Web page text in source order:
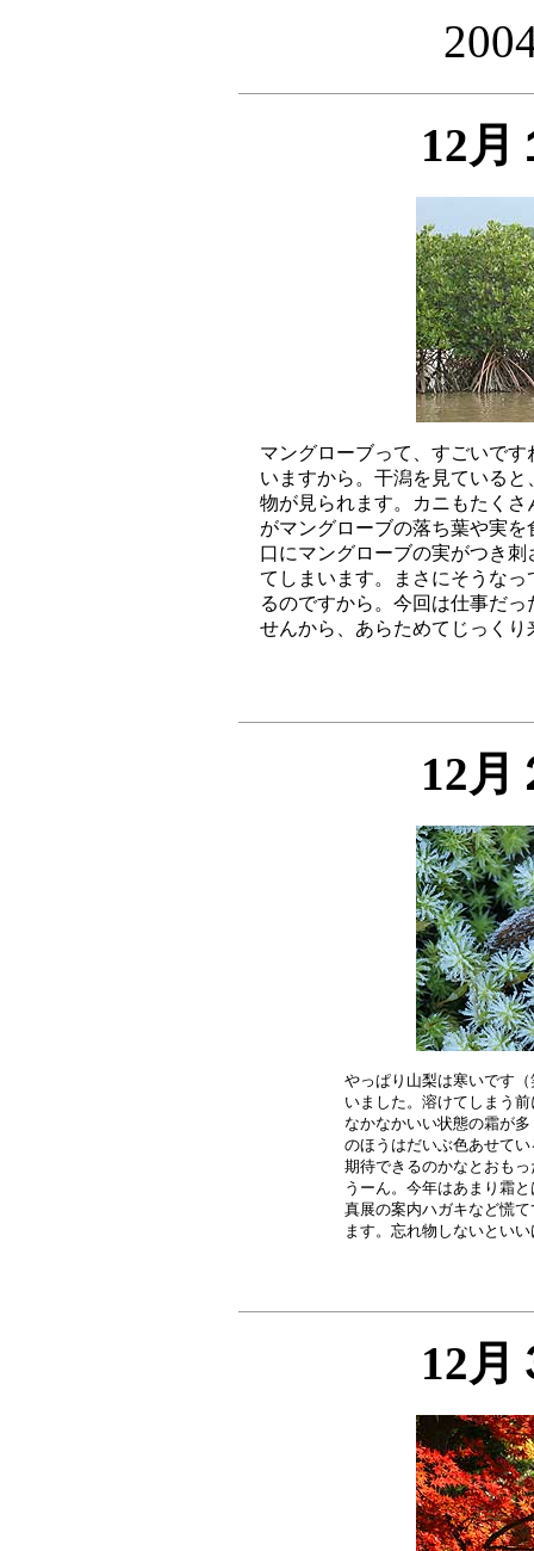
12月
マングローブって、すごいで
いますから。干潟を見ている
物が見られます。カニもたく
がマングローブの落ち葉や実
口にマングローブの実がつき
てしまいます。まさにそうな
るのですから。今回は仕事だ
12月
やっぱり山梨は寒いです
いました。溶けてしまう
なかなかいい状態の霜が
のほうはだいぶ色あせて
期待できるのかなとおも
うーん。今年はあまり霜
真展の案内ハガキなど慌
12月